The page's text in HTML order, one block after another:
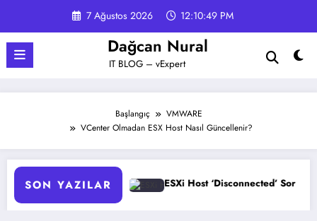
7 Ağustos 2026 12:10:49 PM
Dağcan Nural
IT BLOG – vExpert
Başlangıç
VMWARE
VCenter Olmadan ESX Host Nasıl Güncellenir?
SON YAZILARESXi Host ‘Disconnected’ Sorunu Çözümü